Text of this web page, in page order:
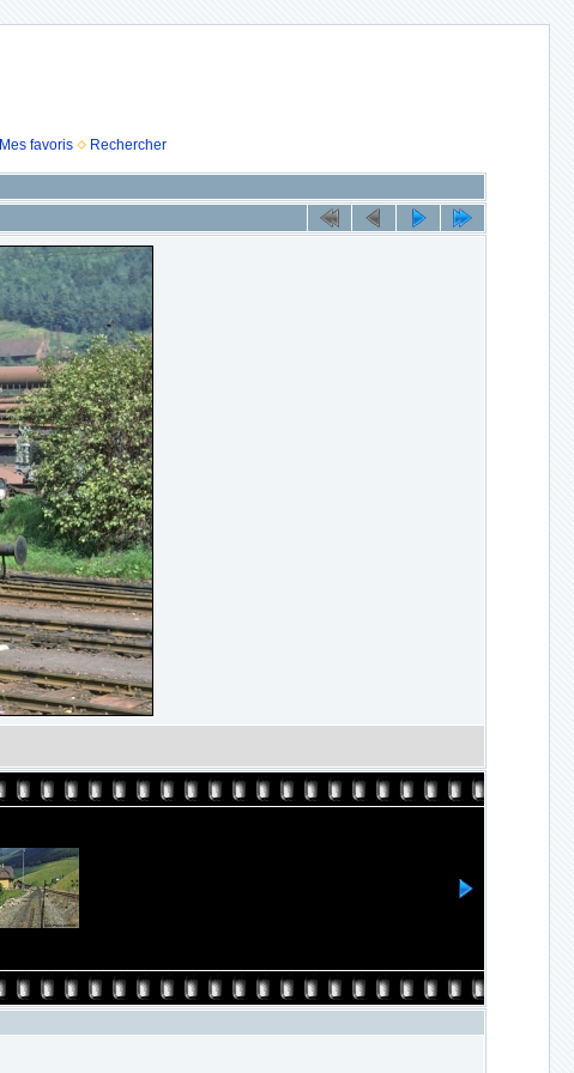
Mes favoris Rechercher